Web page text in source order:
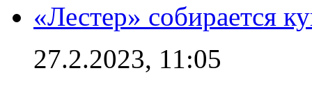
«Лестер» собирается
27.2.2023, 11:05